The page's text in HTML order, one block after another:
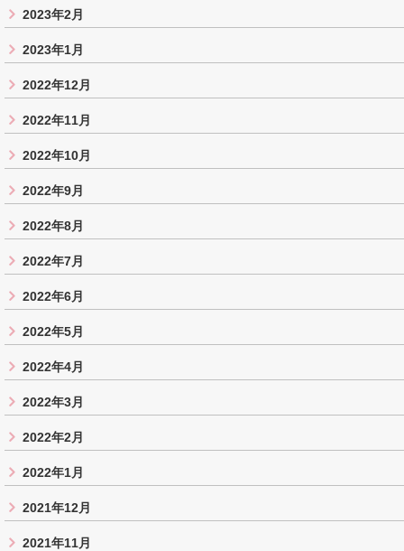
2023年2月
2023年1月
2022年12月
2022年11月
2022年10月
2022年9月
2022年8月
2022年7月
2022年6月
2022年5月
2022年4月
2022年3月
2022年2月
2022年1月
2021年12月
2021年11月